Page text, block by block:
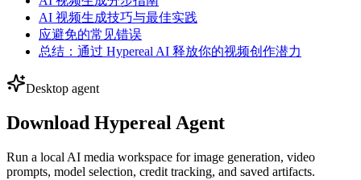
AI 视频生成技巧与最佳实践
应避免的常见错误
总结：通过 Hypereal AI 释放你的视频创作潜力
Desktop agent
Download Hypereal Agent
Run a local AI media workspace for image generation, video
prompts, model selection, credit tracking, and saved artifacts.